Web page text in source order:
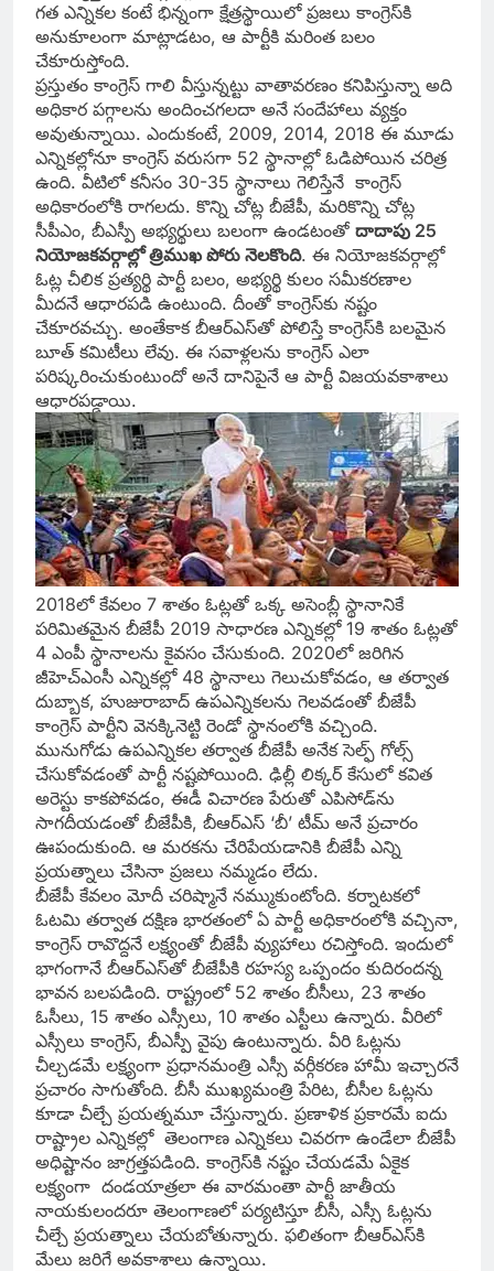
గత ఎన్నికల కంటే భిన్నంగా క్షేత్రస్థాయిలో ప్రజలు కాంగ్రెస్‌కి
అనుకూలంగా మాట్లాడటం, ఆ పార్టీకి మరింత బలం
చేకూరుస్తోంది.
ప్రస్తుతం కాంగ్రెస్‌ గాలి వీస్తున్నట్టు వాతావరణం కనిపిస్తున్నా అది
అధికార పగ్గాలను అందించగలదా అనే సందేహాలు వ్యక్తం
అవుతున్నాయి. ఎందుకంటే, 2009, 2014, 2018 ఈ మూడు
ఎన్నికల్లోనూ కాంగ్రెస్‌ వరుసగా 52 స్థానాల్లో ఓడిపోయిన చరిత్ర
ఉంది. వీటిలో కనీసం 30-35 స్థానాలు గెలిస్తేనే కాంగ్రెస్‌
అధికారంలోకి రాగలదు. కొన్ని చోట్ల బీజేపీ, మరికొన్ని చోట్ల
సీపీఎం, బీఎస్పీ అభ్యర్థులు బలంగా ఉండటంతో దాదాపు 25
నియోజకవర్గాల్లో త్రిముఖ పోరు నెలకొంది. ఈ నియోజకవర్గాల్లో
ఓట్ల చీలిక ప్రత్యర్థి పార్టీ బలం, అభ్యర్థి కులం సమీకరణాల
మీదనే ఆధారపడి ఉంటుంది. దీంతో కాంగ్రెస్‌కు నష్టం
చేకూరవచ్చు. అంతేకాక బీఆర్‌ఎస్‌తో పోలిస్తే కాంగ్రెస్‌కి బలమైన
బూత్‌ కమిటీలు లేవు. ఈ సవాళ్లలను కాంగ్రెస్‌ ఎలా
పరిష్కరించుకుంటుందో అనే దానిపైనే ఆ పార్టీ విజయవకాశాలు
ఆధారపడ్డాయి.
2018లో కేవలం 7 శాతం ఓట్లతో ఒక్క అసెంబ్లీ స్థానానికే
పరిమితమైన బీజేపీ 2019 సాధారణ ఎన్నికల్లో 19 శాతం ఓట్లతో
4 ఎంపీ స్థానాలను కైవసం చేసుకుంది. 2020లో జరిగిన
జీహెచ్‌ఎంసీ ఎన్నికల్లో 48 స్థానాలు గెలుచుకోవడం, ఆ తర్వాత
దుబ్బాక, హుజురాబాద్‌ ఉపఎన్నికలను గెలవడంతో బీజేపీ
కాంగ్రెస్‌ పార్టీని వెనక్కినెట్టి రెండో స్థానంలోకి వచ్చింది.
మునుగోడు ఉపఎన్నికల తర్వాత బీజేపీ అనేక సెల్ఫ్‌ గోల్స్‌
చేసుకోవడంతో పార్టీ నష్టపోయింది. ఢిల్లీ లిక్కర్‌ కేసులో కవిత
అరెస్టు కాకపోవడం, ఈడీ విచారణ పేరుతో ఎపిసోడ్‌ను
సాగదీయడంతో బీజేపీకి, బీఆర్‌ఎస్‌ ‘బీ’ టీమ్‌ అనే ప్రచారం
ఊపందుకుంది. ఆ మరకను చేరిపేయడానికి బీజేపీ ఎన్ని
ప్రయత్నాలు చేసినా ప్రజలు నమ్మడం లేదు.
బీజేపీ కేవలం మోదీ చరిష్మానే నమ్ముకుంటోంది. కర్నాటకలో
ఓటమి తర్వాత దక్షిణ భారతంలో ఏ పార్టీ అధికారంలోకి వచ్చినా,
కాంగ్రెస్‌ రావొద్దనే లక్ష్యంతో బీజేపీ వ్యుహాలు రచిస్తోంది. ఇందులో
భాగంగానే బీఆర్‌ఎస్‌తో బీజేపీకి రహస్య ఒప్పందం కుదిరందన్న
భావన బలపడింది. రాష్ట్రంలో 52 శాతం బీసీలు, 23 శాతం
ఓసీలు, 15 శాతం ఎస్సీలు, 10 శాతం ఎస్టీలు ఉన్నారు. వీరిలో
ఎస్సీలు కాంగ్రెస్‌, బీఎస్పీ వైపు ఉంటున్నారు. వీరి ఓట్లను
చీల్చడమే లక్ష్యంగా ప్రధానమంత్రి ఎస్సీ వర్గీకరణ హామీ ఇచ్చారనే
ప్రచారం సాగుతోంది. బీసీ ముఖ్యమంత్రి పేరిట, బీసీల ఓట్లను
కూడా చీల్చే ప్రయత్నమూ చేస్తున్నారు. ప్రణాళిక ప్రకారమే ఐదు
రాష్ట్రాల ఎన్నికల్లో తెలంగాణ ఎన్నికలు చివరగా ఉండేలా బీజేపీ
అధిష్టానం జాగ్రత్తపడింది. కాంగ్రెస్‌కి నష్టం చేయడమే ఏకైక
లక్ష్యంగా దండయాత్రలా ఈ వారమంతా పార్టీ జాతీయ
నాయకులందరూ తెలంగాణలో పర్యటిస్తూ బీసీ, ఎస్సీ ఓట్లను
చీల్చే ప్రయత్నాలు చేయబోతున్నారు. ఫలితంగా బీఆర్‌ఎస్‌కి
మేలు జరిగే అవకాశాలు ఉన్నాయి.